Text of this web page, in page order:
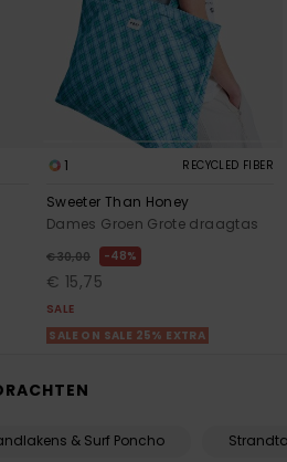
1 RECYCLED FIBER
Sweeter Than Honey
Dames Groen Grote draagtas
€ 30,00 48%
€ 15,75
SALE
SALE ON SALE 25% EXTRA
& Surf Poncho